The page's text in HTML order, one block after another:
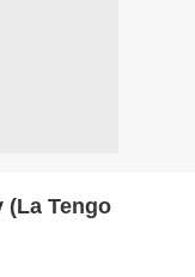
(La Tengo